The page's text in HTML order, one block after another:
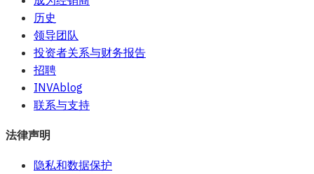
历史
领导团队
投资者关系与财务报告
招聘
INVAblog
联系与支持
法律声明
隐私和数据保护